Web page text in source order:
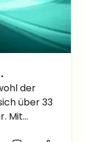
der
über 33
Mit